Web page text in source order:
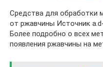
Средства для обработки
от ржавчины Источник
Более подробно о всех
появления ржавчины на